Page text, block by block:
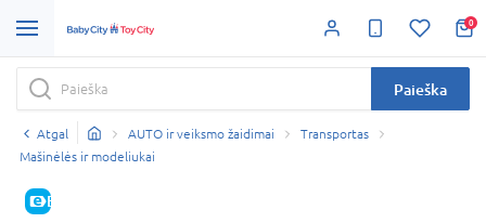
0
Paieška
Atgal AUTO ir veiksmo žaidimai
Transportas
Mašinėlės ir modeliukai
E-KAINA